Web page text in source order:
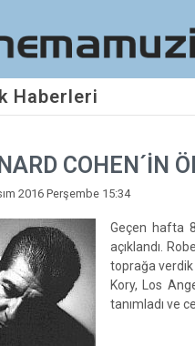
Haberleri
COHEN´İN
2016 Perşembe 15:34
Geçen hafta
açıklandı.
toprağa verdik
Kory, Los
tanımladı ve